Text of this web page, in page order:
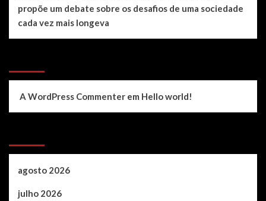
propõe um debate sobre os desafios de uma sociedade
cada vez mais longeva
A WordPress Commenter em Hello world!
agosto 2026
julho 2026